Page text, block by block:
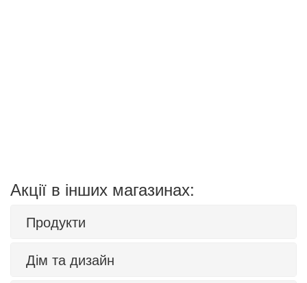
Акції в інших магазинах:
Продукти
Дім та дизайн